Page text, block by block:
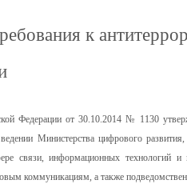
к
Федерации от 30.10.2014 № 1130
Министерства цифрового
связи, информационных технологий и
коммуникациям, а также